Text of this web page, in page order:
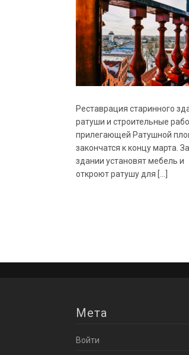
Реставрация старинного
ратуши и строительные
прилегающей Ратушной
закончатся к концу марта.
здании установят мебель и
откроют ратушу для […]
Мета
Войти